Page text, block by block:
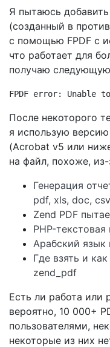
Я пытаюсь
(созданный в
с помощью FPDF с
что работает для
получаю
FPDF error: Unable
После некоторого
я использую
(Acrobat v5 или
на файл, похоже,
Генерация
pdf, xls, doc,
Zend PDF
PHP-
Арабский язык
Где взять и
zend_pdf
Есть ли работа или
вероятно, 10 000+
пользователями,
некоторые из них